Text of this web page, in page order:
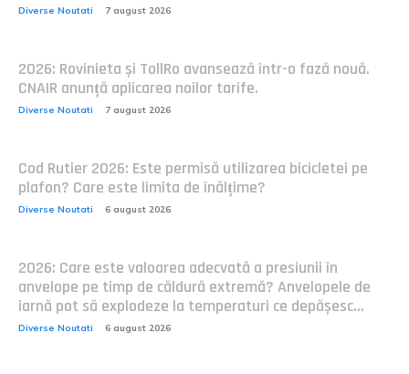
Diverse Noutati 7 august 2026
2026: Rovinieta și TollRo avansează într-o fază nouă.
CNAIR anunță aplicarea noilor tarife.
Diverse Noutati 7 august 2026
Cod Rutier 2026: Este permisă utilizarea bicicletei pe
plafon? Care este limita de înălțime?
Diverse Noutati 6 august 2026
2026: Care este valoarea adecvată a presiunii în
anvelope pe timp de căldură extremă? Anvelopele de
iarnă pot să explodeze la temperaturi ce depășesc...
Diverse Noutati 6 august 2026